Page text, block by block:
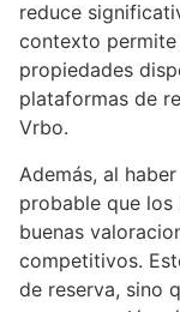
reduce
contexto permite
propiedades
plataformas de
Vrbo.
Además, al
probable que los
buenas
competitivos.
de reserva, sino